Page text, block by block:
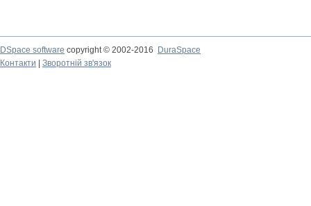
DSpace software copyright © 2002-2016
DuraSpace
Контакти
Зворотній зв'язок